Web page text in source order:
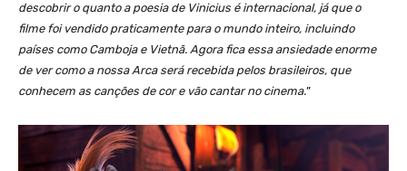
descobrir o quanto a poesia de Vinicius é internacional, já que o
filme foi vendido praticamente para o mundo inteiro, incluindo
países como Camboja e Vietnã. Agora fica essa ansiedade enorme
de ver como a nossa Arca será recebida pelos brasileiros, que
conhecem as canções de cor e vão cantar no cinema.”